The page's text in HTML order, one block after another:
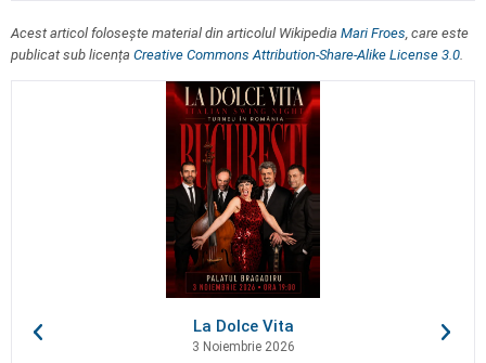
Acest articol folosește material din articolul Wikipedia Mari Froes, care este
publicat sub licența Creative Commons Attribution-Share-Alike License 3.0.
La Dolce Vita
3 Noiembrie 2026